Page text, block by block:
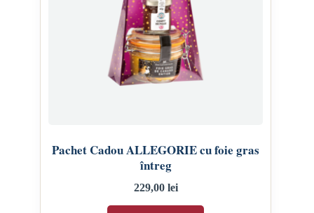
Pachet Cadou ALLEGORIE cu foie gras
întreg
229,00 lei